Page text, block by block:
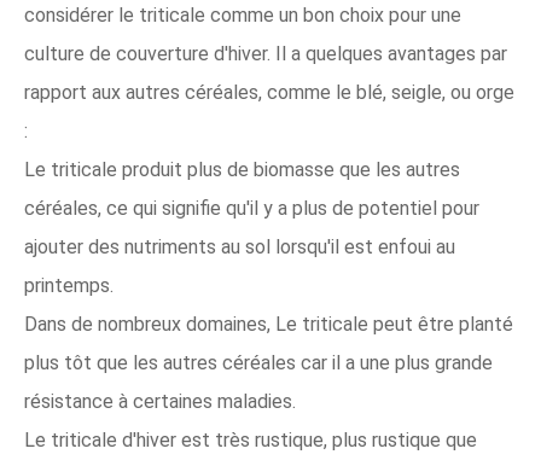
considérer le triticale comme un bon choix pour une
culture de couverture d'hiver. Il a quelques avantages par
rapport aux autres céréales, comme le blé, seigle, ou orge
:
Le triticale produit plus de biomasse que les autres
céréales, ce qui signifie qu'il y a plus de potentiel pour
ajouter des nutriments au sol lorsqu'il est enfoui au
printemps.
Dans de nombreux domaines, Le triticale peut être planté
plus tôt que les autres céréales car il a une plus grande
résistance à certaines maladies.
Le triticale d'hiver est très rustique, plus rustique que